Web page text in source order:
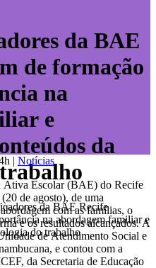
da BAE
de formação
na
e
da
da BAE Recife
na abordagem familiar e
do trabalho
| Notícias
Ativa Escolar (BAE) do Recife
de agosto), de uma
com as famílias, o
e os resultados alcançados. A
de Atendimento Social e
e contou com a
da Secretaria de Educação